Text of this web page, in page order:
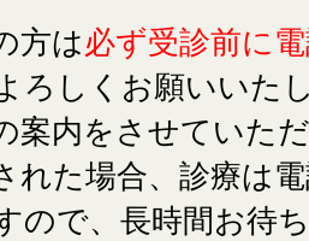
方は必ず受診前に
ろしくお願いいた
案内をさせていた
れた場合、診療は
ので、長時間お待